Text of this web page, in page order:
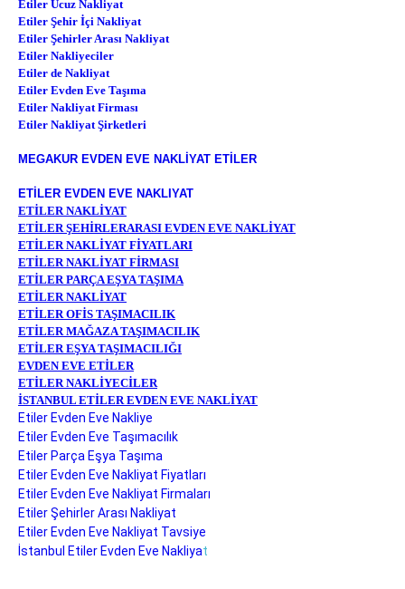
Etiler Ucuz Nakliyat
Etiler Şehir İçi Nakliyat
Etiler Şehirler Arası Nakliyat
Etiler Nakliyeciler
Etiler de Nakliyat
Etiler Evden Eve Taşıma
Etiler Nakliyat Firması
Etiler Nakliyat Şirketleri
MEGAKUR EVDEN EVE NAKLİYAT ETİLER
ETİLER EVDEN EVE NAKLIYAT
ETİLER NAKLİYAT
ETİLER ŞEHİRLERARASI EVDEN EVE NAKLİYAT
ETİLER NAKLİYAT FİYATLARI
ETİLER NAKLİYAT FİRMASI
ETİLER PARÇA EŞYA TAŞIMA
ETİLER NAKLİYAT
ETİLER OFİS TAŞIMACILIK
ETİLER MAĞAZA TAŞIMACILIK
ETİLER EŞYA TAŞIMACILIĞI
EVDEN EVE ETİLER
ETİLER NAKLİYECİLER
İSTANBUL ETİLER EVDEN EVE NAKLİYAT
Etiler Evden Eve Nakliye
Etiler Evden Eve Taşımacılık
Etiler Parça Eşya Taşıma
Etiler Evden Eve Nakliyat Fiyatları
Etiler Evden Eve Nakliyat Firmaları
Etiler Şehirler Arası Nakliyat
Etiler Evden Eve Nakliyat Tavsiye
İstanbul Etiler Evden Eve Nakliyat